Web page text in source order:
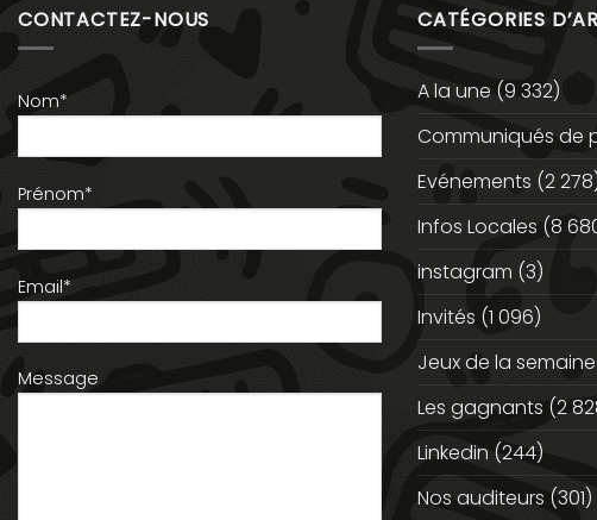
CONTACTEZ-NOUS
Nom*
Prénom*
Email*
Message
CATÉGORIES
A la une (9 332)
Communiqués de
Evénements (2
Infos Locales (8
instagram (3)
Invités (1 096)
Jeux de la semaine
Les gagnants (2
Linkedin (244)
Nos auditeurs (301)